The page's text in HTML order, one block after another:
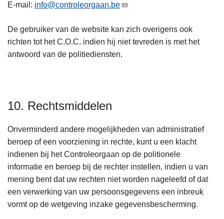
E-mail: info@controleorgaan.be
De gebruiker van de website kan zich overigens ook
richten tot het C.O.C. indien hij niet tevreden is met het
antwoord van de politiediensten.
10. Rechtsmiddelen
Onverminderd andere mogelijkheden van administratief
beroep of een voorziening in rechte, kunt u een klacht
indienen bij het Controleorgaan op de politionele
informatie en beroep bij de rechter instellen, indien u van
mening bent dat uw rechten niet worden nageleefd of dat
een verwerking van uw persoonsgegevens een inbreuk
vormt op de wetgeving inzake gegevensbescherming.